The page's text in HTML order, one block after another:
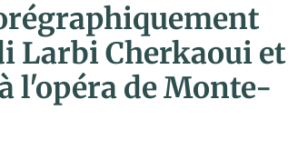
Larbi Cherkaoui et
l'opéra de Monte-